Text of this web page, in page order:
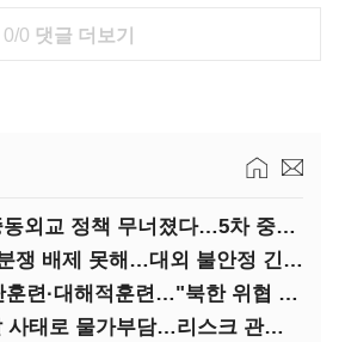
0/0 댓글 더보기
(긴급진단)"미 중동외교 정책 무너졌다…5차 중동전 가능성은 낮아"
윤 대통령 "국제분쟁 배제 못해…대외 불안정 긴밀대응"
한미일, 해양차단훈련·대해적훈련…"북한 위협 억제"
윤 대통령 "이·팔 사태로 물가부담…리스크 관리 만전 기해야"